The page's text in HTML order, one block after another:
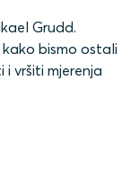
Grudd.
bismo ostali
i vršiti mjerenja